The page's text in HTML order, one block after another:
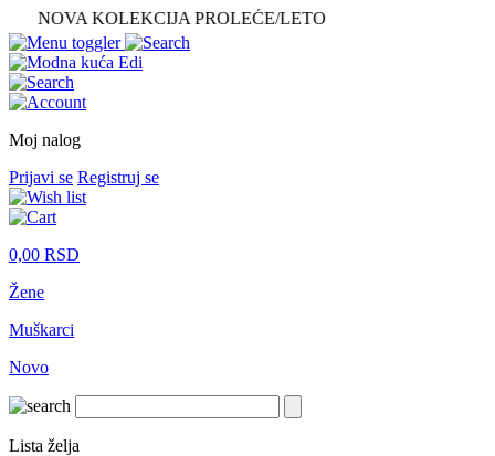
NOVA KOLEKCIJA PROLEĆE/LETO
Moj nalog
Prijavi se Registruj se
0,00 RSD
Žene
Muškarci
Novo
Lista želja